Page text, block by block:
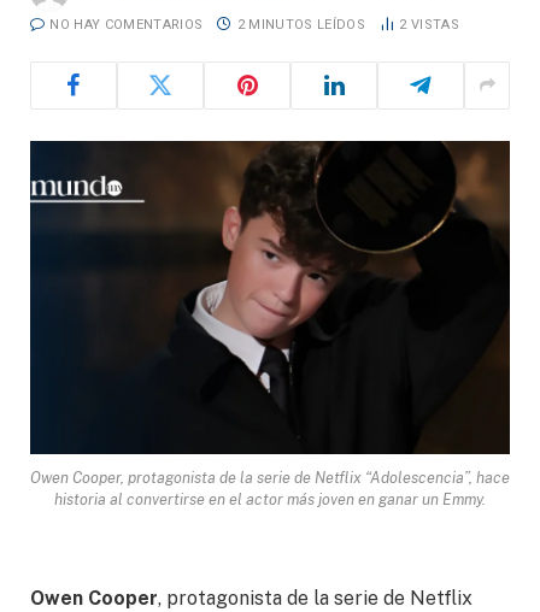
NO HAY COMENTARIOS 2 MINUTOS LEÍDOS 2 VISTAS
Owen Cooper, protagonista de la serie de Netflix “Adolescencia”, hace
historia al convertirse en el actor más joven en ganar un Emmy.
Owen Cooper, protagonista de la serie de Netflix